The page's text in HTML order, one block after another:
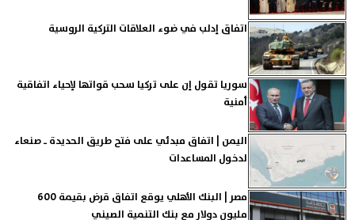
اتفاق إدلب في ضوء العلاقات التركية الروسية
سوريا تقول إن على تركيا سحب قواتها لإحياء اتفاقية
أمنية
اليمن | اتفاق مبدئي على فتح طريق الحديدة ـ صنعاء
لدخول المساعدات
مصر | البنك الأهلي يوقع اتفاق قرض بقيمة 600
مليون دولار مع بنك التنمية الصيني